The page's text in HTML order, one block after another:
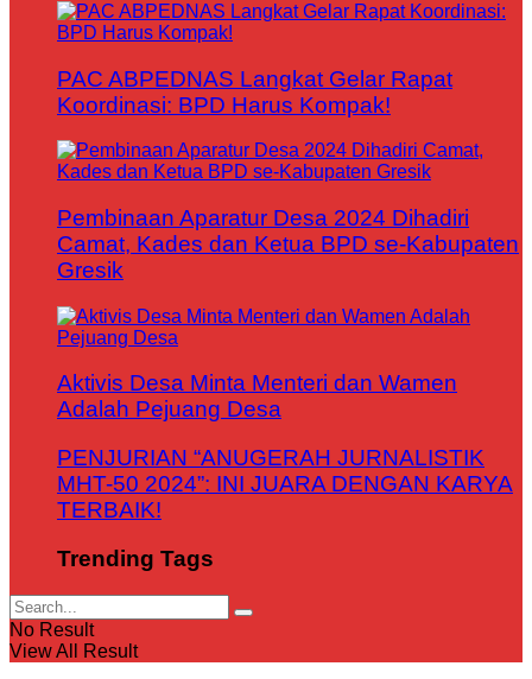
PAC ABPEDNAS Langkat Gelar Rapat
Koordinasi: BPD Harus Kompak!
Pembinaan Aparatur Desa 2024 Dihadiri
Camat, Kades dan Ketua BPD se-Kabupaten
Gresik
Aktivis Desa Minta Menteri dan Wamen
Adalah Pejuang Desa
PENJURIAN “ANUGERAH JURNALISTIK
MHT-50 2024”: INI JUARA DENGAN KARYA
TERBAIK!
Trending Tags
No Result
View All Result